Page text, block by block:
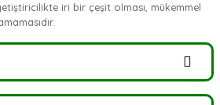
iri bir çeşit olması, mükemmel